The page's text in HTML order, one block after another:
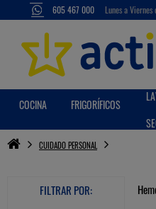
605 467 000 Lunes a
COCINA FRIGORÍFICOS
CUIDADO PERSONAL
FILTRAR POR: